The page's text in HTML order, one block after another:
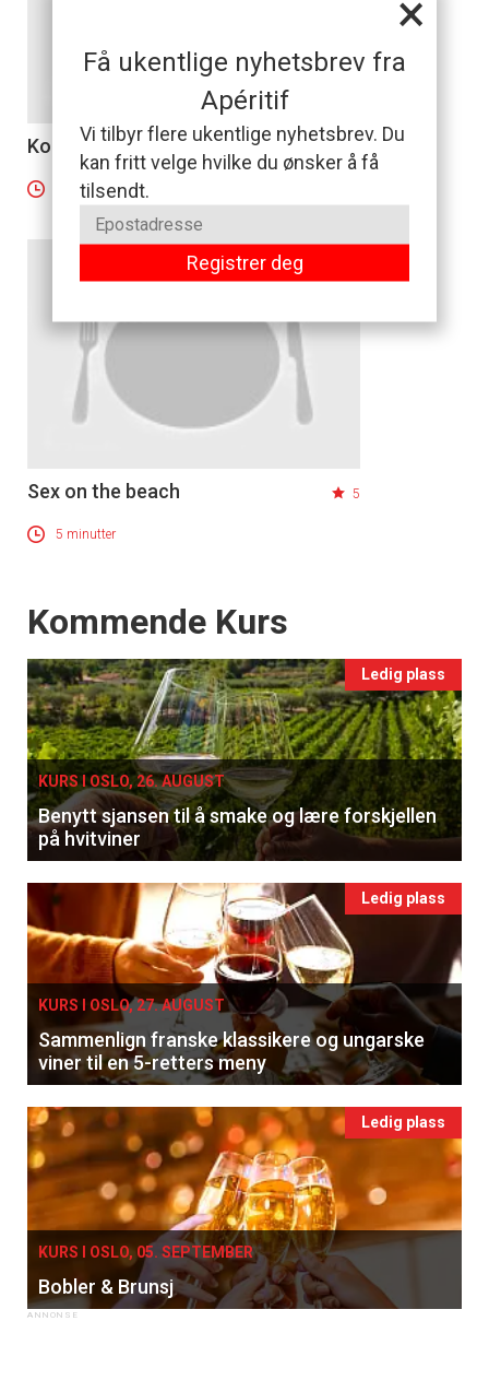
×
Få ukentlige nyhetsbrev fra
Apéritif
Vi tilbyr flere ukentlige nyhetsbrev. Du
kan fritt velge hvilke du ønsker å få
tilsendt.
Registrer deg
Kobelco
5 minutter
Sex on the beach 5
5 minutter
Events
Kommende Kurs
Ledig plass
KURS I OSLO, 26. AUGUST
Benytt sjansen til å smake og lære forskjellen
på hvitviner
Ledig plass
KURS I OSLO, 27. AUGUST
Sammenlign franske klassikere og ungarske
viner til en 5-retters meny
Ledig plass
KURS I OSLO, 05. SEPTEMBER
Bobler & Brunsj